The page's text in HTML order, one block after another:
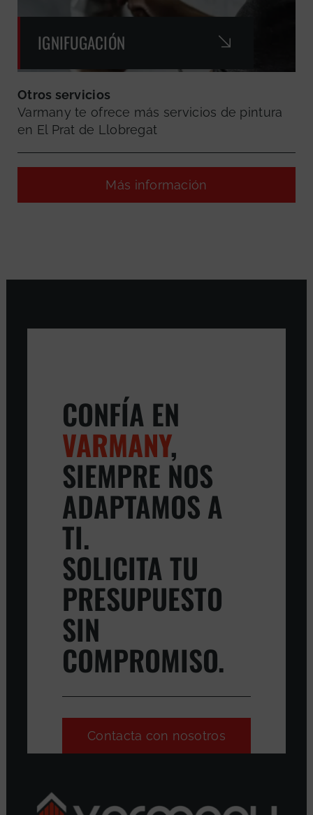
IGNIFUGACIÓN
Otros servicios
Varmany te ofrece más servicios de pintura
en El Prat de Llobregat
Más información
CONFÍA EN
VARMANY,
SIEMPRE NOS
ADAPTAMOS A
TI.
SOLICITA TU
PRESUPUESTO
SIN
COMPROMISO.
Contacta con nosotros